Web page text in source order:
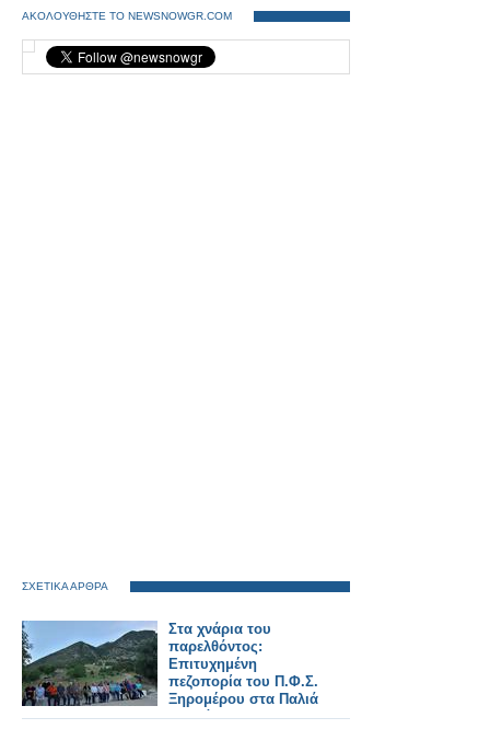
ΑΚΟΛΟΥΘΗΣΤΕ ΤΟ NEWSNOWGR.COM
ΣΧΕΤΙΚΑ ΑΡΘΡΑ
Στα χνάρια του
παρελθόντος:
Επιτυχημένη
πεζοπορία του Π.Φ.Σ.
Ξηρομέρου στα Παλιά
Αχυρά